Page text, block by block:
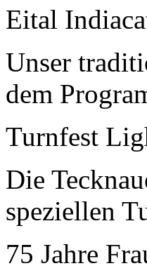
Eital
Unser
dem
Turnfest
Die
speziellen
75 Jahre